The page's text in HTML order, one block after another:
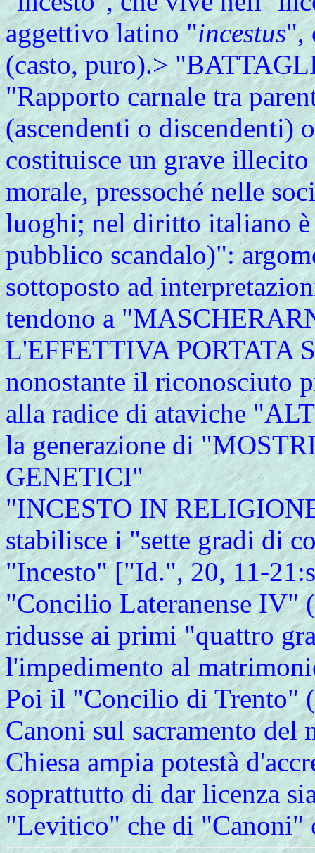
aggettivo latino "incestus",
(casto, puro).>
"Rapporto carnale tra
(ascendenti o discendenti)
costituisce un grave
morale, pressoché nelle
luoghi; nel diritto italiano è
pubblico scandalo)":
sottoposto ad
tendono a
L'EFFETTIVA PORTATA
nonostante il riconosciuto
alla radice di ataviche
la generazione di
GENETICI"
"INCESTO IN
stabilisce i "sette gradi di
"Incesto" ["Id.", 20, 11-
"Concilio Lateranense
ridusse ai primi "quattro
l'impedimento al
Poi il "Concilio di Trento"
Canoni sul sacramento
Chiesa ampia potestà
soprattutto di dar licenza
"Levitico" che di "Canoni"